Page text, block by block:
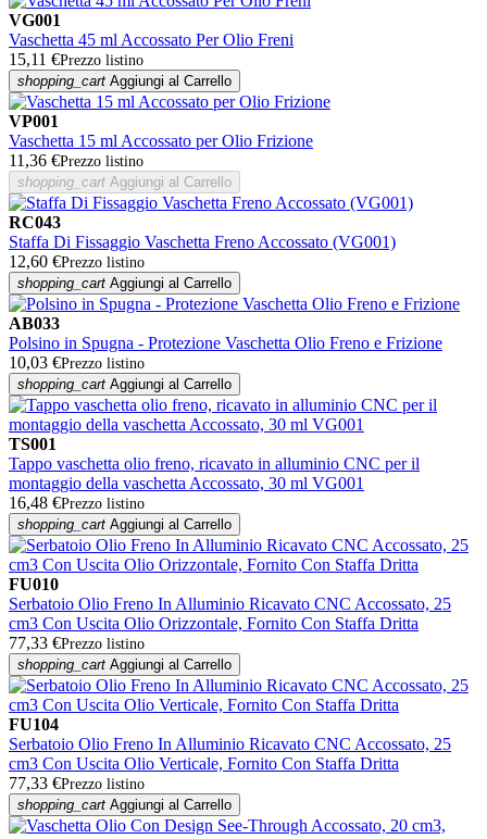
VG001
Vaschetta 45 ml Accossato Per Olio Freni
15,11 €Prezzo listino
shopping_cart Aggiungi al Carrello
VP001
Vaschetta 15 ml Accossato per Olio Frizione
11,36 €Prezzo listino
shopping_cart Aggiungi al Carrello
RC043
Staffa Di Fissaggio Vaschetta Freno Accossato (VG001)
12,60 €Prezzo listino
shopping_cart Aggiungi al Carrello
AB033
Polsino in Spugna - Protezione Vaschetta Olio Freno e Frizione
10,03 €Prezzo listino
shopping_cart Aggiungi al Carrello
TS001
Tappo vaschetta olio freno, ricavato in alluminio CNC per il
montaggio della vaschetta Accossato, 30 ml VG001
16,48 €Prezzo listino
shopping_cart Aggiungi al Carrello
FU010
Serbatoio Olio Freno In Alluminio Ricavato CNC Accossato, 25
cm3 Con Uscita Olio Orizzontale, Fornito Con Staffa Dritta
77,33 €Prezzo listino
shopping_cart Aggiungi al Carrello
FU104
Serbatoio Olio Freno In Alluminio Ricavato CNC Accossato, 25
cm3 Con Uscita Olio Verticale, Fornito Con Staffa Dritta
77,33 €Prezzo listino
shopping_cart Aggiungi al Carrello